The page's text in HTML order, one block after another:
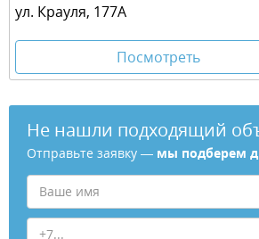
ул. Крауля, 177А
Посмотреть
Не нашли подходящий
Отправьте заявку — мы подберем